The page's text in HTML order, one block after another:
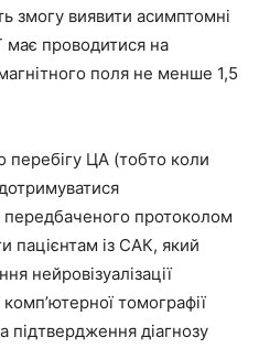
змогу виявити асимптомні
проводитися на
поля не менше 1,5
перебігу ЦА (тобто коли
передбаченого протоколом
пацієнтам із САК, який
нейровізуалізації
томографії
діагнозу